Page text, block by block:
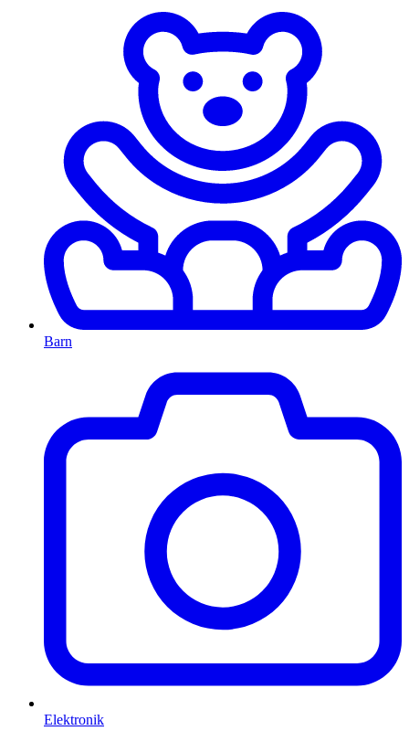
Barn
Elektronik